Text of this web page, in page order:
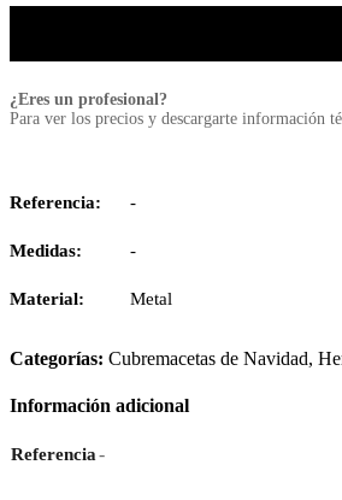
¿Eres un profesional?
Para ver los precios y descargarte información
Referencia: -
Medidas: -
Material: Metal
Categorías: Cubremacetas de Navidad,
Información adicional
Referencia-